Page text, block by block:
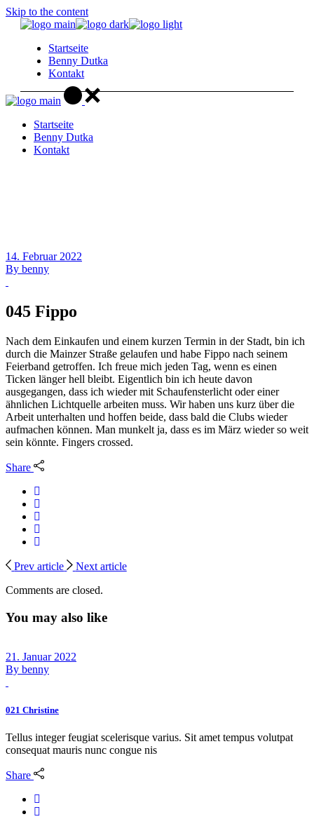
Skip to the content
Startseite
Benny Dutka
Kontakt
Startseite
Benny Dutka
Kontakt
14. Februar 2022
By benny
045 Fippo
Nach dem Einkaufen und einem kurzen Termin in der Stadt, bin ich
durch die Mainzer Straße gelaufen und habe Fippo nach seinem
Feierband getroffen. Ich freue mich jeden Tag, wenn es einen
Ticken länger hell bleibt. Eigentlich bin ich heute davon
ausgegangen, dass ich wieder mit Schaufensterlicht oder einer
ähnlichen Lichtquelle arbeiten muss. Wir haben uns kurz über die
Arbeit unterhalten und hoffen beide, dass bald die Clubs wieder
aufmachen können. Man munkelt ja, dass es im März wieder so weit
sein könnte. Fingers crossed.
Share
Prev article
Next article
Comments are closed.
You may also like
21. Januar 2022
By benny
021 Christine
Tellus integer feugiat scelerisque varius. Sit amet tempus volutpat
consequat mauris nunc congue nis
Share